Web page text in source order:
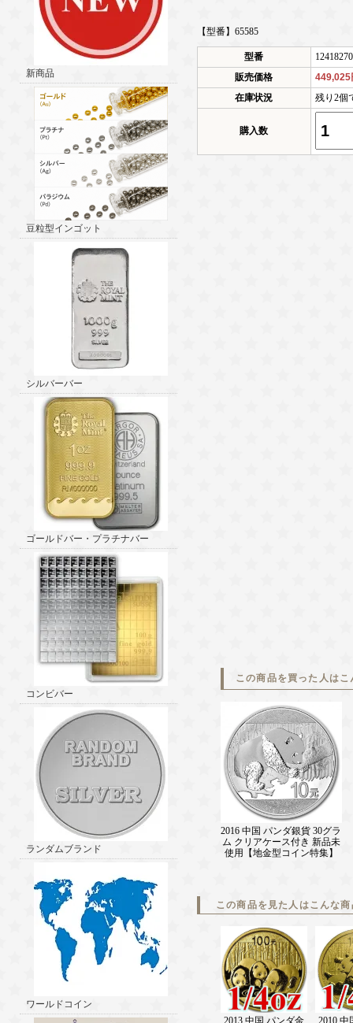
新商品
豆粒型インゴット
シルバーバー
ゴールドバー・プラチナバー
コンビバー
ランダムブランド
ワールドコイン
【型番】65585
型番
販売価格
449,025
在庫状況
残り2個
購入数
この商品を買った人は
2016 中国 パンダ銀貨 30グラ
ム クリアケース付き 新品未
使用【地金型コイン特集】
この商品を見た人はこんな
2013 中国 パンダ金 2010 中